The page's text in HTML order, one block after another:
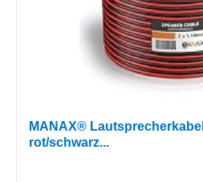
MANAX®
rot/schwarz...